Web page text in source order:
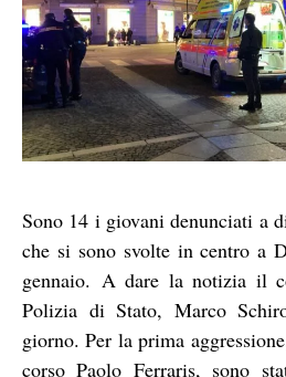
Sono 14 i giovani denunciati a
che si sono svolte in centro a
gennaio. A dare la notizia il
Polizia di Stato, Marco
giorno. Per la prima
corso Paolo Ferraris, sono